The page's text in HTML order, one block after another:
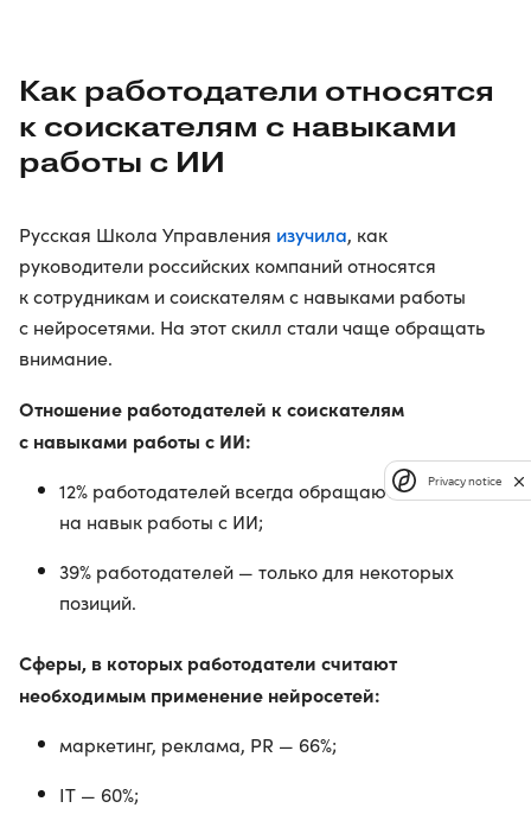
Как работодатели относятся
к соискателям с навыками
работы с ИИ
Русская Школа Управления изучила, как
руководители российских компаний относятся
к сотрудникам и соискателям с навыками работы
с нейросетями. На этот скилл стали чаще обращать
внимание.
Отношение работодателей к соискателям
с навыками работы с ИИ:
12% работодателей всегда обращают внимание
на навык работы с ИИ;
39% работодателей — только для некоторых
позиций.
Сферы, в которых работодатели считают
необходимым применение нейросетей:
маркетинг, реклама, PR — 66%;
IT — 60%;
Privacy notice